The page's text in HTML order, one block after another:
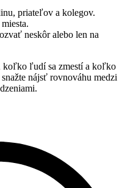
priateľov a kolegov.
neskôr alebo len na
koľko ľudí sa zmestí a koľko
nájsť rovnováhu medzi